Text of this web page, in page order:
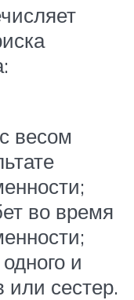
весом
во время
и
или сестер.